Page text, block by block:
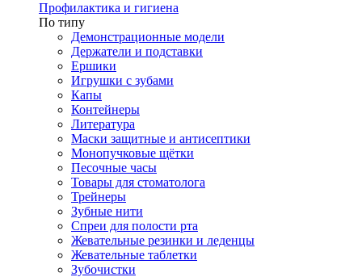
Профилактика и гигиена
По типу
Демонстрационные модели
Держатели и подставки
Ершики
Игрушки с зубами
Капы
Контейнеры
Литература
Маски защитные и антисептики
Монопучковые щётки
Песочные часы
Товары для стоматолога
Трейнеры
Зубные нити
Спреи для полости рта
Жевательные резинки и леденцы
Жевательные таблетки
Зубочистки